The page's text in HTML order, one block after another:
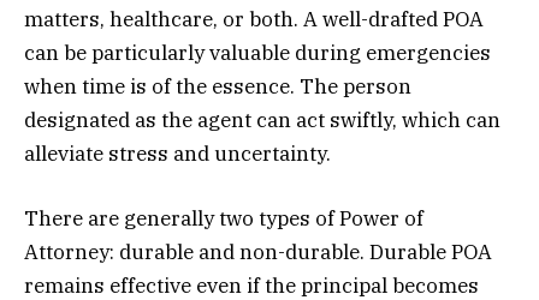
matters, healthcare, or both. A well-drafted POA
can be particularly valuable during emergencies
when time is of the essence. The person
designated as the agent can act swiftly, which can
alleviate stress and uncertainty.
There are generally two types of Power of
Attorney: durable and non-durable. Durable POA
remains effective even if the principal becomes